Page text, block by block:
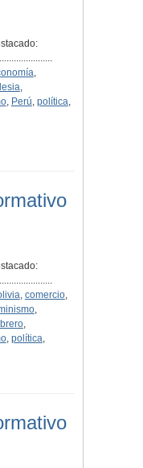
,
,
, Perú, política,
, comercio,
,
,
, política,